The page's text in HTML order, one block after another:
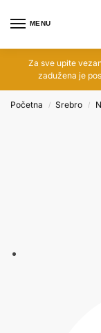
MENU
Za sve upite
zadužena je
Početna / Srebro /